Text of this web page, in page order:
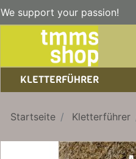
We support your passion!
KLETTERFÜHRER
Startseite Kletterführer